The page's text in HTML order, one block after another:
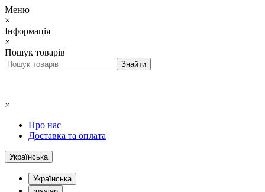
Меню
×
Інформація
×
Пошук товарів
×
Про нас
Доставка та оплата
Українська
Українська